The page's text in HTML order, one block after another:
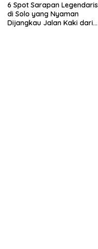
6 Spot Sarapan Legendaris
di Solo yang Nyaman
Dijangkau Jalan Kaki dari